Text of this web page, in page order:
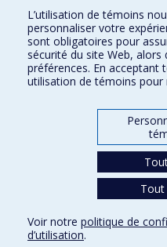
Orthophonie et audiologie
Réadaptation
Directions
Confidentialité
L’utilisation de témoins
personnaliser votre
sont obligatoires pour
sécurité du site Web, alors
préférences. En
utilisation de témoins pour
Tout
Voir notre politique de
d’utilisation.